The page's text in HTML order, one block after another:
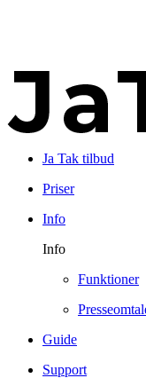
Ja Tak tilbud
Priser
Info
Info
Funktioner
Guide
Support